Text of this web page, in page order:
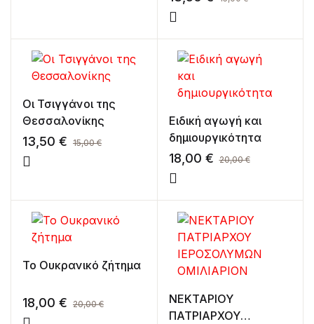
Οι Τσιγγάνοι της
Θεσσαλονίκης
13,50 € 15,00€
Ειδική αγωγή και
δημιουργικότητα
18,00 € 20,00€
Το Ουκρανικό ζήτημα
18,00 € 20,00€
ΝΕΚΤΑΡΙΟΥ
ΠΑΤΡΙΑΡΧΟΥ